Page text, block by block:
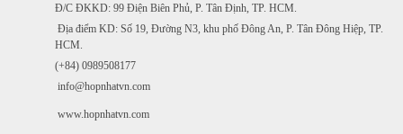
Đ/C ĐKKD: 99 Điện Biên Phủ, P. Tân Định, TP. HCM.
Địa điểm KD: Số 19, Đường N3, khu phố Đông An, P. Tân Đông Hiệp, TP.
HCM.
(+84) 0989508177
info@hopnhatvn.com
www.hopnhatvn.com